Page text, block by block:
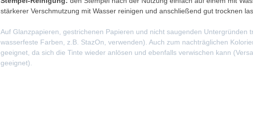
stärkerer Verschmutzung mit Wasser reinigen und anschließend gut trocknen
Auf Glanzpapieren, gestrichenen Papieren und nicht saugenden
wasserfeste Farben, z.B. StazOn, verwenden). Auch zum nachträglichen
geeignet, da sich die Tinte wieder anlösen und ebenfalls verwischen kann
geeignet).